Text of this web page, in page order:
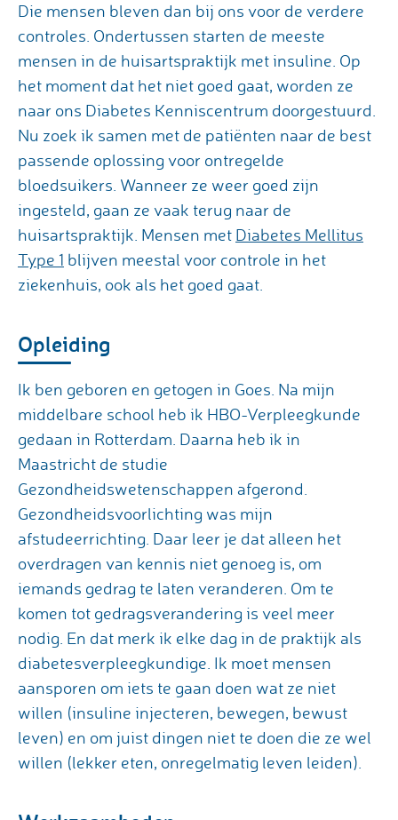
Die mensen bleven dan bij ons voor de verdere
controles. Ondertussen starten de meeste
mensen in de huisartspraktijk met insuline. Op
het moment dat het niet goed gaat, worden ze
naar ons Diabetes Kenniscentrum doorgestuurd.
Nu zoek ik samen met de patiënten naar de best
passende oplossing voor ontregelde
bloedsuikers. Wanneer ze weer goed zijn
ingesteld, gaan ze vaak terug naar de
huisartspraktijk. Mensen met Diabetes Mellitus
Type 1 blijven meestal voor controle in het
ziekenhuis, ook als het goed gaat.
Opleiding
Ik ben geboren en getogen in Goes. Na mijn
middelbare school heb ik HBO-Verpleegkunde
gedaan in Rotterdam. Daarna heb ik in
Maastricht de studie
Gezondheidswetenschappen afgerond.
Gezondheidsvoorlichting was mijn
afstudeerrichting. Daar leer je dat alleen het
overdragen van kennis niet genoeg is, om
iemands gedrag te laten veranderen. Om te
komen tot gedragsverandering is veel meer
nodig. En dat merk ik elke dag in de praktijk als
diabetesverpleegkundige. Ik moet mensen
aansporen om iets te gaan doen wat ze niet
willen (insuline injecteren, bewegen, bewust
leven) en om juist dingen niet te doen die ze wel
willen (lekker eten, onregelmatig leven leiden).